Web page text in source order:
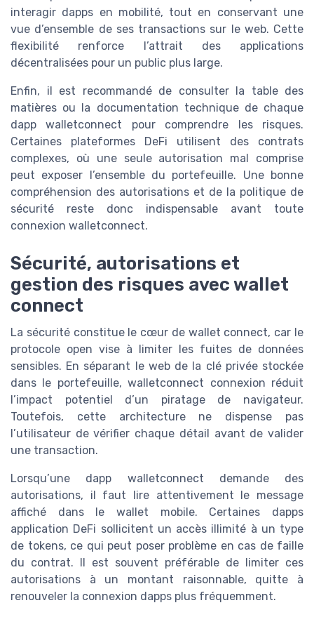
interagir dapps en mobilité, tout en conservant une
vue d’ensemble de ses transactions sur le web. Cette
flexibilité renforce l’attrait des applications
décentralisées pour un public plus large.
Enfin, il est recommandé de consulter la table des
matières ou la documentation technique de chaque
dapp walletconnect pour comprendre les risques.
Certaines plateformes DeFi utilisent des contrats
complexes, où une seule autorisation mal comprise
peut exposer l’ensemble du portefeuille. Une bonne
compréhension des autorisations et de la politique de
sécurité reste donc indispensable avant toute
connexion walletconnect.
Sécurité, autorisations et
gestion des risques avec wallet
connect
La sécurité constitue le cœur de wallet connect, car le
protocole open vise à limiter les fuites de données
sensibles. En séparant le web de la clé privée stockée
dans le portefeuille, walletconnect connexion réduit
l’impact potentiel d’un piratage de navigateur.
Toutefois, cette architecture ne dispense pas
l’utilisateur de vérifier chaque détail avant de valider
une transaction.
Lorsqu’une dapp walletconnect demande des
autorisations, il faut lire attentivement le message
affiché dans le wallet mobile. Certaines dapps
application DeFi sollicitent un accès illimité à un type
de tokens, ce qui peut poser problème en cas de faille
du contrat. Il est souvent préférable de limiter ces
autorisations à un montant raisonnable, quitte à
renouveler la connexion dapps plus fréquemment.